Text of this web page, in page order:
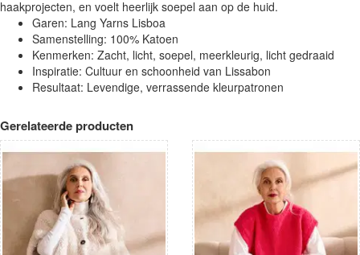
haakprojecten, en voelt heerlijk soepel aan op de huid.
Garen: Lang Yarns Lisboa
Samenstelling: 100% Katoen
Kenmerken: Zacht, licht, soepel, meerkleurig, licht gedraaid
Inspiratie: Cultuur en schoonheid van Lissabon
Resultaat: Levendige, verrassende kleurpatronen
Gerelateerde producten